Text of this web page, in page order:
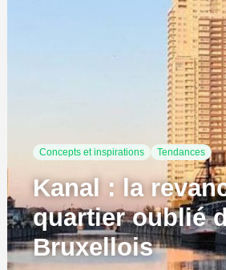
Concepts et inspirations Tendances
Kanal : la
quartier oublié
Bruxellois